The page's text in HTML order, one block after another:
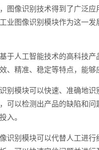
图像识别技术得到了广泛
业图像识别模块作为这一
于人工智能技术的高科技
、精准、稳定等特点，能
别模块可以快速、准确地
可以检测出产品的缺陷和
入。
识别模块可以代替人工进